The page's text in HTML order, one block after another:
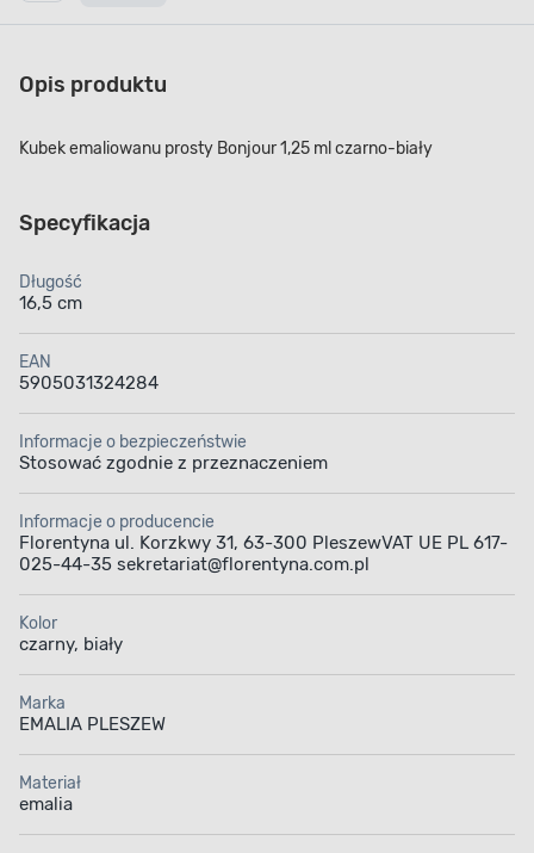
Opis produktu
Kubek emaliowanu prosty Bonjour 1,25 ml czarno-biały
Specyfikacja
Długość
16,5 cm
EAN
5905031324284
Informacje o bezpieczeństwie
Stosować zgodnie z przeznaczeniem
Informacje o producencie
Florentyna ul. Korzkwy 31, 63-300 PleszewVAT UE PL 617-
025-44-35 sekretariat@florentyna.com.pl
Kolor
czarny, biały
Marka
EMALIA PLESZEW
Materiał
emalia